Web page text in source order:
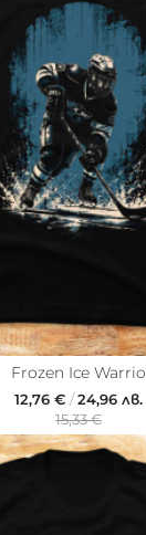
Frozen Ice Warrio
12,76 € /24,96 лв.
15,33 €